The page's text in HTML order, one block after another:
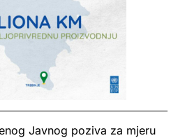
Javnog poziva za mjeru